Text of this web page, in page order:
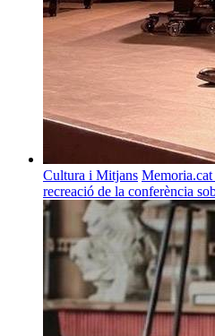
Cultura i Mitjans
recreació de la conferència